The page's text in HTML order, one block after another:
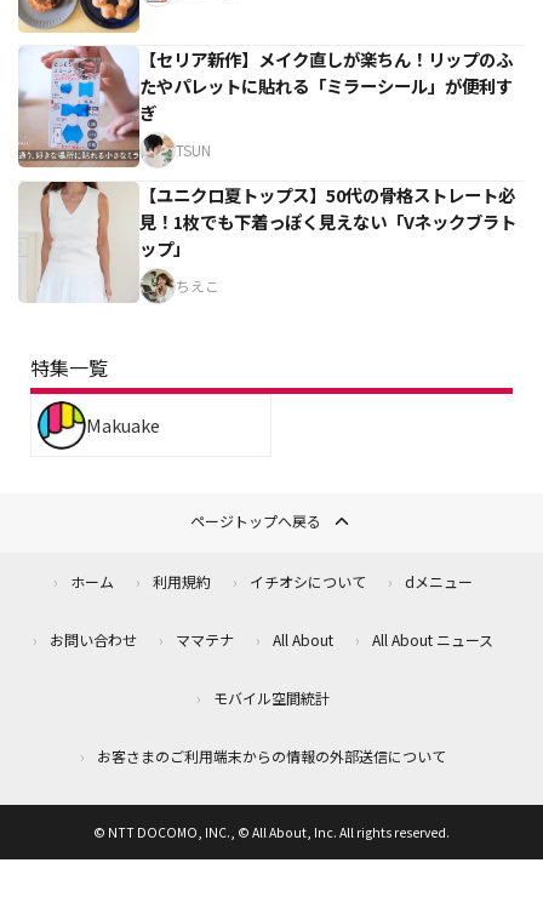
【セリア新作】メイク直しが楽ちん！リップのふ
たやパレットに貼れる「ミラーシール」が便利す
ぎ
TSUN
【ユニクロ夏トップス】50代の骨格ストレート必
見！1枚でも下着っぽく見えない「Vネックブラト
ップ」
ちえこ
特集一覧
Makuake
ページトップへ戻る
ホーム 利用規約 イチオシについて dメニュー
お問い合わせ ママテナ All About All About ニュース
モバイル空間統計
お客さまのご利用端末からの情報の外部送信について
© NTT DOCOMO, INC., © All About, Inc. All rights reserved.